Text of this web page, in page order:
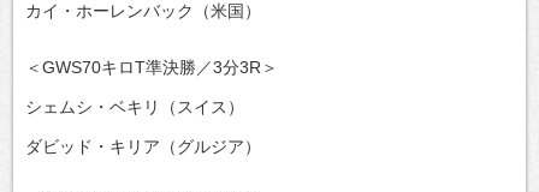
カイ・ホーレンバック（米国）
＜GWS70キロT準決勝／3分3R＞
シェムシ・ベキリ（スイス）
ダビッド・キリア（グルジア）